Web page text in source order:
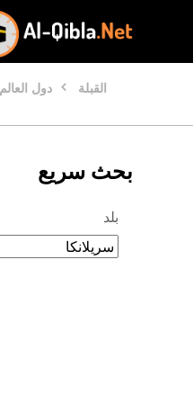
القبلة دول العالم
بحث سريع
بلد